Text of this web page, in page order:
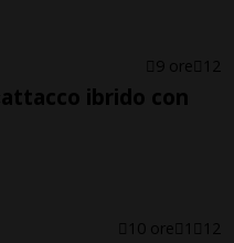
9 ore 12
ibrido con
10 ore 1 12